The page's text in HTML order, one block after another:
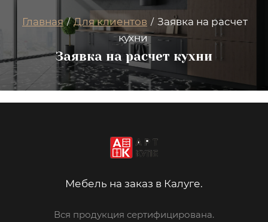
Главная / Для клиентов / Заявка на расчет
кухни
Заявка на расчет кухни
Мебель на заказ в Калуге.
Вся продукция сертифицирована.